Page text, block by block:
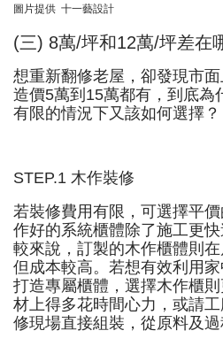
圖片提供 十一藝設計
(三) 8萬/坪和12萬/坪差在
想重新翻修老屋，卻發現市
造價5萬到15萬都有，到底為
有限的情況下又該如何選擇？
STEP.1 木作裝修
若裝修費用有限，可選擇平
作好的系統櫃體除了施工更
較來說，訂製的木作櫃體則
但成本較高。若想有效利用
打造專屬櫃體，選擇木作櫃
材上得多花時間心力，或請
修現場直接組裝，從原料及過